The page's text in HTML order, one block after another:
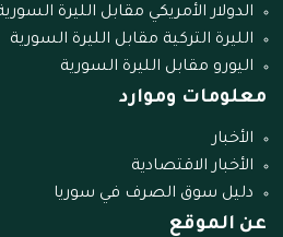
الدولار الأمريكي مقابل الليرة
الليرة التركية مقابل الليرة السورية
اليورو مقابل الليرة السورية
معلومات وموارد
الأخبار
الأخبار الاقتصادية
دليل سوق الصرف في سوريا
عن الموقع